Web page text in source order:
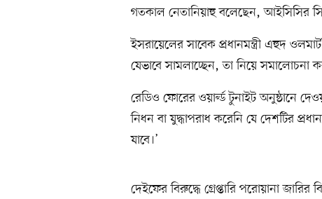
গতকাল নেতানিয়াহু বলেছেন, আইসিসির
ইসরায়েলের সাবেক প্রধানমন্ত্রী এহুদ
যেভাবে সামলাচ্ছেন, তা নিয়ে সমালোচনা
রেডিও ফোরের ওয়ার্ল্ড টুনাইট অনুষ্ঠানে
নিধন বা যুদ্ধাপরাধ করেনি যে দেশটির
যাবে।’
দেইফের বিরুদ্ধে গ্রেপ্তারি পরোয়ানা